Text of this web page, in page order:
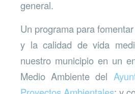
general.
Un programa para
y la calidad de vida
nuestro municipio en un
Medio Ambiente del